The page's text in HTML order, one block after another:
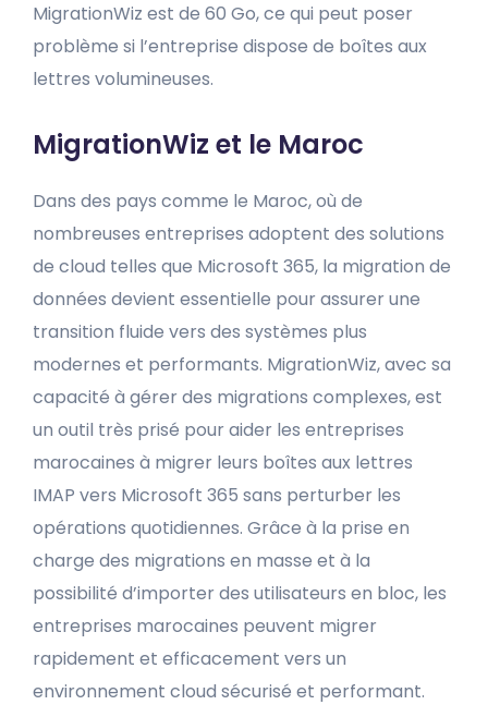
MigrationWiz est de 60 Go, ce qui peut poser
problème si l’entreprise dispose de boîtes aux
lettres volumineuses.
MigrationWiz et le Maroc
Dans des pays comme le Maroc, où de
nombreuses entreprises adoptent des solutions
de cloud telles que Microsoft 365, la migration de
données devient essentielle pour assurer une
transition fluide vers des systèmes plus
modernes et performants. MigrationWiz, avec sa
capacité à gérer des migrations complexes, est
un outil très prisé pour aider les entreprises
marocaines à migrer leurs boîtes aux lettres
IMAP vers Microsoft 365 sans perturber les
opérations quotidiennes. Grâce à la prise en
charge des migrations en masse et à la
possibilité d’importer des utilisateurs en bloc, les
entreprises marocaines peuvent migrer
rapidement et efficacement vers un
environnement cloud sécurisé et performant.